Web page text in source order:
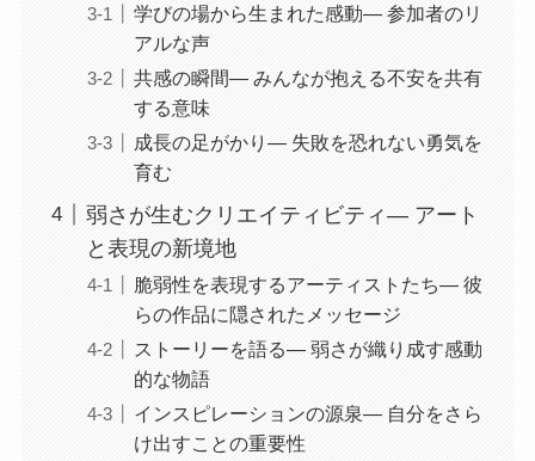
学びの場から生まれた感動— 参加者のリ
アルな声
共感の瞬間— みんなが抱える不安を共有
する意味
成長の足がかり— 失敗を恐れない勇気を
育む
弱さが生むクリエイティビティ— アート
と表現の新境地
脆弱性を表現するアーティストたち— 彼
らの作品に隠されたメッセージ
ストーリーを語る— 弱さが織り成す感動
的な物語
インスピレーションの源泉— 自分をさら
け出すことの重要性